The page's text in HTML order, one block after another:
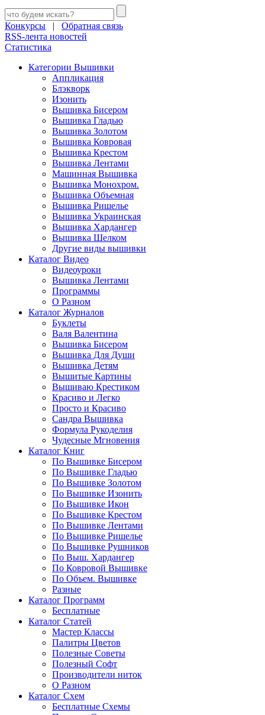
Конкурсы | Обратная связь
RSS-лента новостей
Статистика
Категории Вышивки
Аппликация
Блэкворк
Изонить
Вышивка Бисером
Вышивка Гладью
Вышивка Золотом
Вышивка Ковровая
Вышивка Крестом
Вышивка Лентами
Машинная Вышивка
Вышивка Монохром.
Вышивка Объемная
Вышивка Ришелье
Вышивка Украинская
Вышивка Хардангер
Вышивка Шелком
Другие виды вышивки
Каталог Видео
Видеоуроки
Вышивка Лентами
Программы
О Разном
Каталог Журналов
Буклеты
Валя Валентина
Вышивка Бисером
Вышивка Для Души
Вышивка Детям
Вышитые Картины
Вышиваю Крестиком
Красиво и Легко
Просто и Красиво
Сандра Вышивка
Формула Рукоделия
Чудесные Мгновения
Каталог Книг
По Вышивке Бисером
По Вышивке Гладью
По Вышивке Золотом
По Вышивке Изонить
По Вышивке Икон
По Вышивке Крестом
По Вышивке Лентами
По Вышивке Ришелье
По Вышивке Рушников
По Выш. Хардангер
По Ковровой Вышивке
По Объем. Вышивке
Разные
Каталог Программ
Бесплатные
Каталог Статей
Мастер Классы
Палитры Цветов
Полезные Советы
Полезный Софт
Производители ниток
О Разном
Каталог Схем
Бесплатные Схемы